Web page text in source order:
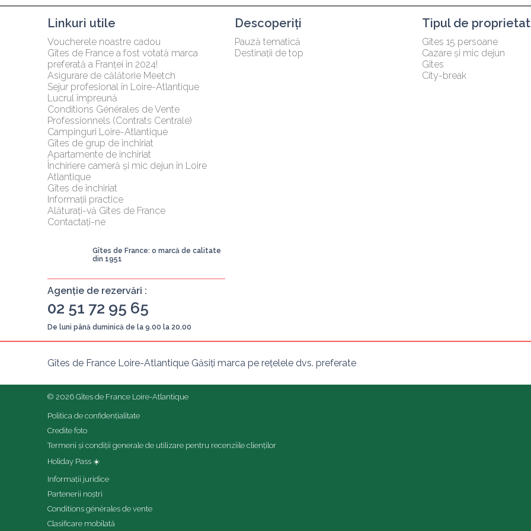
Linkuri utile
Voucherele noastre cadou
Gîtes de France a fost votată marca
preferată a Franței în 2024!
Asigurare de călătorie Meetch
Sejur profesional în Loire-Atlantique
Lucrul împreună
Conditions Générales de Vente
Professionnels (Contrats Centrale)
Campinguri Loire-Atlantique
Gîtes de grup de închiriat
Apartamente de închiriat
Închiriere cameră și mic dejun în Loire
Atlantique
Gîtes de închiriat
Informații practice
Alăturați-vă Gîtes de France
Contactați-ne
Descoperiți
Pauză tematică
Destinații de top
Tipul de
Gîtes 15 persoane
Cazare și mic dejun
Gîtes
City-break
Gîtes de France: o marcă de calitate
din 1951
Agenție de rezervări :
02 51 72 95 65
De luni până duminică de la 9.00 la 20.00
Gîtes de France Loire-Atlantique Găsiți marca pe rețelele dvs. preferate
© 2026 Gîtes de France Loire-Atlantique
Politica de confidențialitate
Credite foto
Termeni și condiții generale de utilizare pentru recenziile clienților
Holiday Pass ☀️
Informații juridice
Partenerii noștri
Conditions générales de vente
Clasificare mobilată